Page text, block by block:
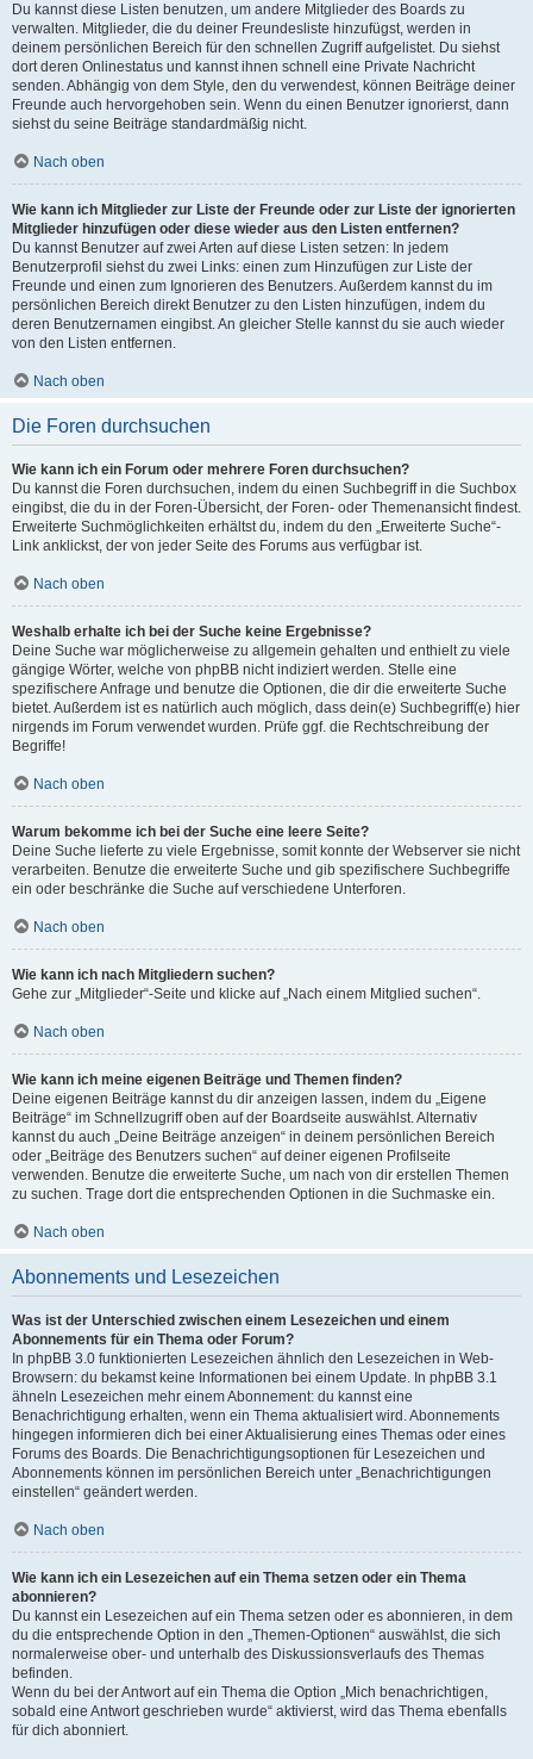
Du kannst diese Listen benutzen, um andere Mitglieder des Boards zu
verwalten. Mitglieder, die du deiner Freundesliste hinzufügst, werden in
deinem persönlichen Bereich für den schnellen Zugriff aufgelistet. Du siehst
dort deren Onlinestatus und kannst ihnen schnell eine Private Nachricht
senden. Abhängig von dem Style, den du verwendest, können Beiträge deiner
Freunde auch hervorgehoben sein. Wenn du einen Benutzer ignorierst, dann
siehst du seine Beiträge standardmäßig nicht.
Nach oben
Wie kann ich Mitglieder zur Liste der Freunde oder zur Liste der ignorierten
Mitglieder hinzufügen oder diese wieder aus den Listen entfernen?
Du kannst Benutzer auf zwei Arten auf diese Listen setzen: In jedem
Benutzerprofil siehst du zwei Links: einen zum Hinzufügen zur Liste der
Freunde und einen zum Ignorieren des Benutzers. Außerdem kannst du im
persönlichen Bereich direkt Benutzer zu den Listen hinzufügen, indem du
deren Benutzernamen eingibst. An gleicher Stelle kannst du sie auch wieder
von den Listen entfernen.
Nach oben
Die Foren durchsuchen
Wie kann ich ein Forum oder mehrere Foren durchsuchen?
Du kannst die Foren durchsuchen, indem du einen Suchbegriff in die Suchbox
eingibst, die du in der Foren-Übersicht, der Foren- oder Themenansicht findest.
Erweiterte Suchmöglichkeiten erhältst du, indem du den „Erweiterte Suche“-
Link anklickst, der von jeder Seite des Forums aus verfügbar ist.
Nach oben
Weshalb erhalte ich bei der Suche keine Ergebnisse?
Deine Suche war möglicherweise zu allgemein gehalten und enthielt zu viele
gängige Wörter, welche von phpBB nicht indiziert werden. Stelle eine
spezifischere Anfrage und benutze die Optionen, die dir die erweiterte Suche
bietet. Außerdem ist es natürlich auch möglich, dass dein(e) Suchbegriff(e) hier
nirgends im Forum verwendet wurden. Prüfe ggf. die Rechtschreibung der
Begriffe!
Nach oben
Warum bekomme ich bei der Suche eine leere Seite?
Deine Suche lieferte zu viele Ergebnisse, somit konnte der Webserver sie nicht
verarbeiten. Benutze die erweiterte Suche und gib spezifischere Suchbegriffe
ein oder beschränke die Suche auf verschiedene Unterforen.
Nach oben
Wie kann ich nach Mitgliedern suchen?
Gehe zur „Mitglieder“-Seite und klicke auf „Nach einem Mitglied suchen“.
Nach oben
Wie kann ich meine eigenen Beiträge und Themen finden?
Deine eigenen Beiträge kannst du dir anzeigen lassen, indem du „Eigene
Beiträge“ im Schnellzugriff oben auf der Boardseite auswählst. Alternativ
kannst du auch „Deine Beiträge anzeigen“ in deinem persönlichen Bereich
oder „Beiträge des Benutzers suchen“ auf deiner eigenen Profilseite
verwenden. Benutze die erweiterte Suche, um nach von dir erstellen Themen
zu suchen. Trage dort die entsprechenden Optionen in die Suchmaske ein.
Nach oben
Abonnements und Lesezeichen
Was ist der Unterschied zwischen einem Lesezeichen und einem
Abonnements für ein Thema oder Forum?
In phpBB 3.0 funktionierten Lesezeichen ähnlich den Lesezeichen in Web-
Browsern: du bekamst keine Informationen bei einem Update. In phpBB 3.1
ähneln Lesezeichen mehr einem Abonnement: du kannst eine
Benachrichtigung erhalten, wenn ein Thema aktualisiert wird. Abonnements
hingegen informieren dich bei einer Aktualisierung eines Themas oder eines
Forums des Boards. Die Benachrichtigungsoptionen für Lesezeichen und
Abonnements können im persönlichen Bereich unter „Benachrichtigungen
einstellen“ geändert werden.
Nach oben
Wie kann ich ein Lesezeichen auf ein Thema setzen oder ein Thema
abonnieren?
Du kannst ein Lesezeichen auf ein Thema setzen oder es abonnieren, in dem
du die entsprechende Option in den „Themen-Optionen“ auswählst, die sich
normalerweise ober- und unterhalb des Diskussionsverlaufs des Themas
befinden.
Wenn du bei der Antwort auf ein Thema die Option „Mich benachrichtigen,
sobald eine Antwort geschrieben wurde“ aktivierst, wird das Thema ebenfalls
für dich abonniert.